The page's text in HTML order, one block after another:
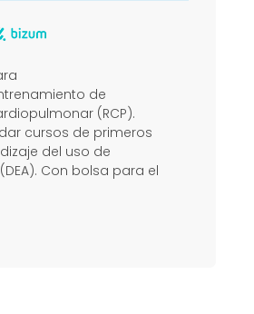
de
(RCP).
cursos de primeros
del uso de
Con bolsa para el